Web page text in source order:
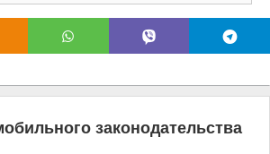
законодательства